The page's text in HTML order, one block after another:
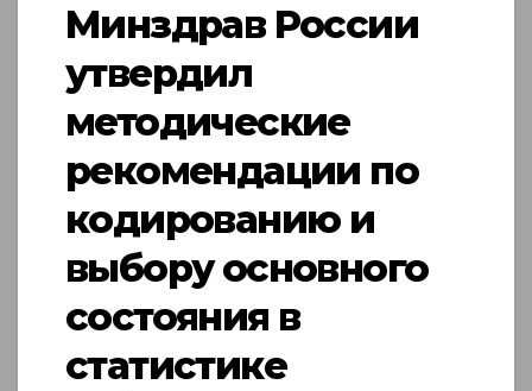
Минздрав России
утвердил
методические
рекомендации по
кодированию и
выбору основного
состояния в
статистике